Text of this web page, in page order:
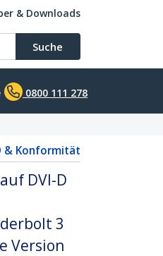
& Downloads
Suche
0800 111 278
& Konformität
DVI-D
3
Version